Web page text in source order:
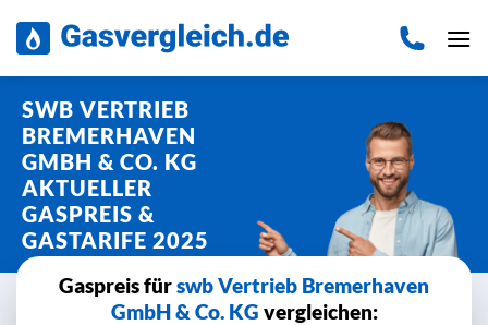
Inhalt
SWB VERTRIEB
BREMERHAVEN
GMBH & CO. KG
AKTUELLER
GASPREIS &
GASTARIFE 2025
Gaspreis fürswb Vertrieb Bremerhaven
GmbH & Co. KG vergleichen: